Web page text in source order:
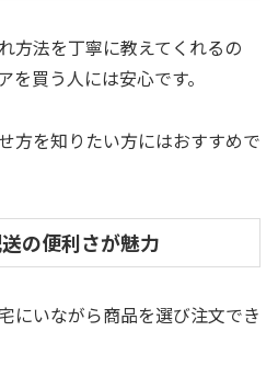
方法を丁寧に教えてくれるの
買う人には安心です。
方を知りたい方にはおすすめで
の便利さが魅力
にいながら商品を選び注文でき